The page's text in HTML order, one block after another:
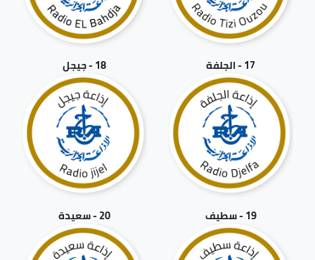
17 - الجلفة 18 - جيجل
19 - سطيف 20 - سعيدة